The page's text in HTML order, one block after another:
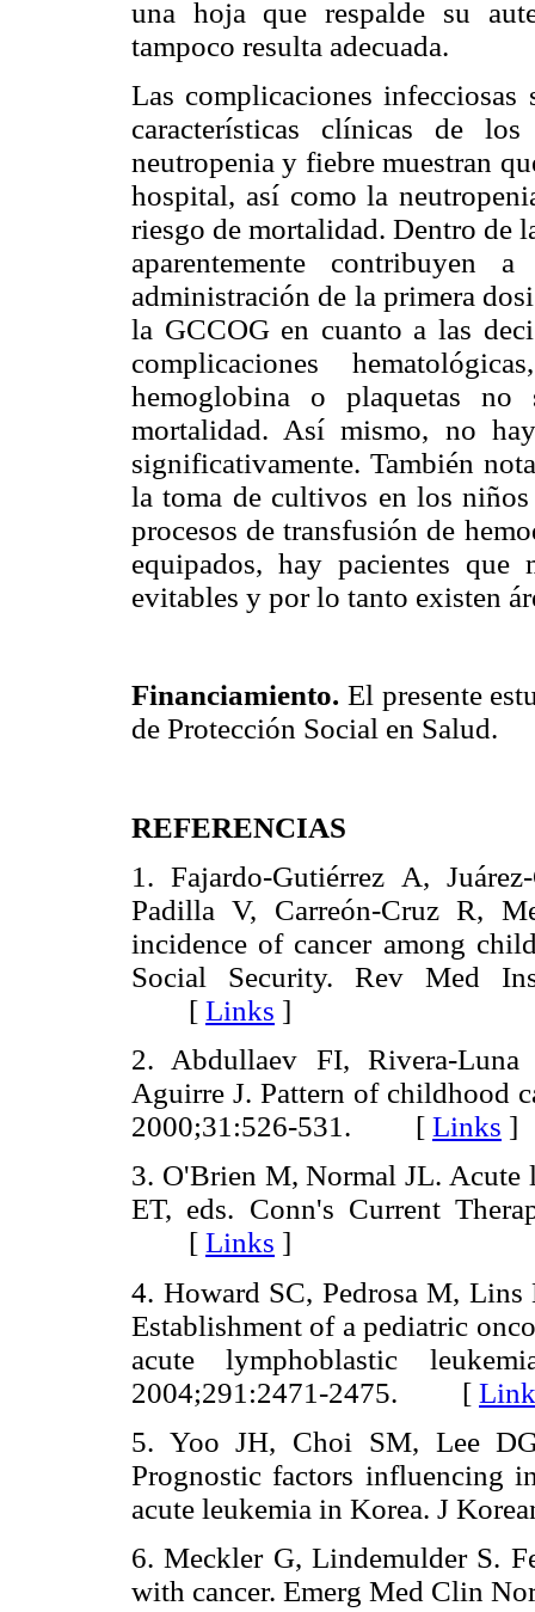
una hoja que respalde su
tampoco resulta adecuada.
Las complicaciones
características clínicas de
neutropenia y fiebre muestran
hospital, así como la
riesgo de mortalidad. Dentro de
aparentemente
administración de la primera
la GCCOG en cuanto a las
complicaciones
hemoglobina o plaquetas
mortalidad. Así mismo, no
significativamente. También
la toma de cultivos en los
procesos de transfusión de
equipados, hay pacientes que
evitables y por lo tanto existen
Financiamiento. El presente
de Protección Social en Salud.
REFERENCIAS
1. Fajardo-Gutiérrez A,
Padilla V, Carreón-Cruz R,
incidence of cancer among
Social Security. Rev Med
[ Links ]
2. Abdullaev FI, Rivera-Luna
Aguirre J. Pattern of childhood
2000;31:526-531. [ Links ]
3. O'Brien M, Normal JL. Acute
ET, eds. Conn's Current
[ Links ]
4. Howard SC, Pedrosa M,
Establishment of a pediatric
acute lymphoblastic
2004;291:2471-2475. [
5. Yoo JH, Choi SM, Lee
Prognostic factors influencing
acute leukemia in Korea. J
6. Meckler G, Lindemulder S.
with cancer. Emerg Med Clin